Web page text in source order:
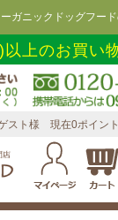
ガニックドッグフー
上のお買い
スト様 現在0ポイント